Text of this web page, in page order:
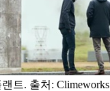
트. 출처: Climeworks